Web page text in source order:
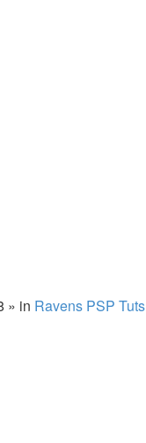
» in Ravens PSP Tuts